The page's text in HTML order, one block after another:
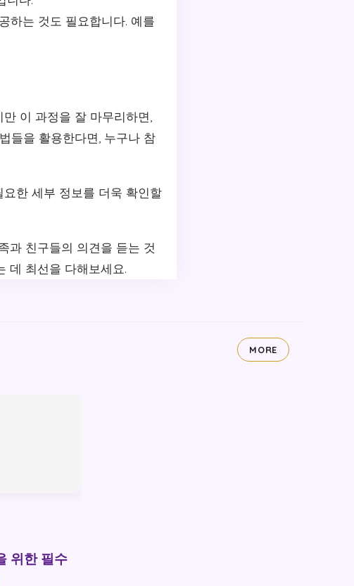
하는 것도 필요합니다. 예를
이 과정을 잘 마무리하면,
들을 활용한다면, 누구나 참
한 세부 정보를 더욱 확인할
과 친구들의 의견을 듣는 것
데 최선을 다해보세요.
MORE
위한 필수